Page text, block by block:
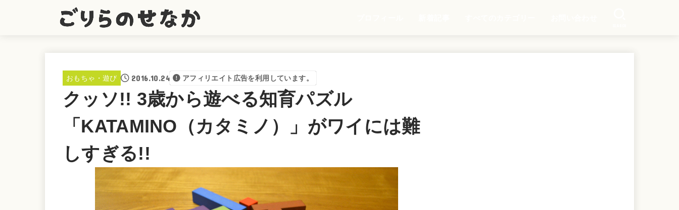
おもちゃ・遊び 2016.10.24 アフィリエイト広告を利用しています。
クッソ!! 3歳から遊べる知育パズル
「KATAMINO（カタミノ）」がワイには難
しすぎる!!